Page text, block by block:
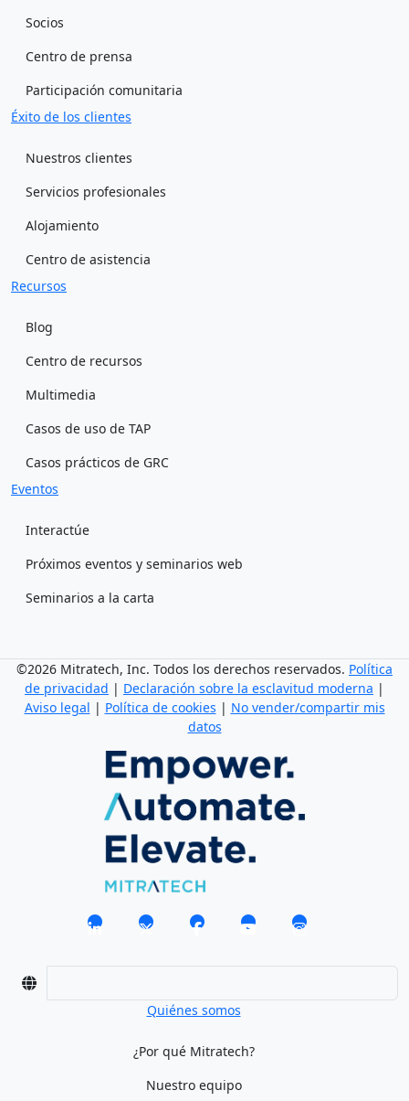
Socios
Centro de prensa
Participación comunitaria
Éxito de los clientes
Nuestros clientes
Servicios profesionales
Alojamiento
Centro de asistencia
Recursos
Blog
Centro de recursos
Multimedia
Casos de uso de TAP
Casos prácticos de GRC
Eventos
Interactúe
Próximos eventos y seminarios web
Seminarios a la carta
©2026 Mitratech, Inc. Todos los derechos reservados. Política
de privacidad | Declaración sobre la esclavitud moderna |
Aviso legal | Política de cookies | No vender/compartir mis
datos
Quiénes somos
¿Por qué Mitratech?
Nuestro equipo